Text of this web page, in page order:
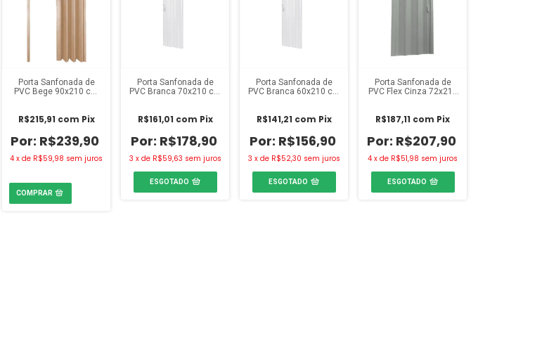
Porta Sanfonada de
PVC Bege 90x210 cm
R$239,90
R$215,91 com Pix
4 x de R$59,98 sem juros
Porta Sanfonada de
PVC Branca 70x210 cm
R$178,90
R$161,01 com Pix
3 x de R$59,63 sem juros
ESGOTADO
Porta Sanfonada de
PVC Branca 60x210 cm
R$156,90
R$141,21 com Pix
3 x de R$52,30 sem juros
ESGOTADO
Porta Sanfonada de
PVC Flex Cinza 72x210
R$207,90
R$187,11 com Pix
4 x de R$51,98 sem juros
ESGOTADO